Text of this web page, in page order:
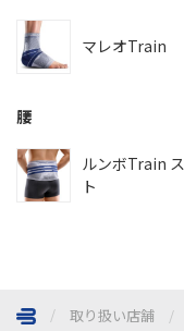
マレオTrain
腰
ルンボTrain
ト
取り扱い店舗